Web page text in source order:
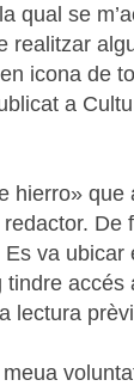
qual se
realitzar
icona de
a
hierro» que
De
va ubicar
accés
lectura